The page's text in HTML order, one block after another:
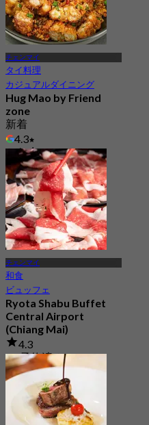
チェンマイ
タイ料理
カジュアルダイニング
Hug Mao by Friend
zone
新着
4.3
から฿ 223.33
チェンマイ
和食
ビュッフェ
Ryota Shabu Buffet
Central Airport
(Chiang Mai)
4.3
53 予約済み
から฿ 234